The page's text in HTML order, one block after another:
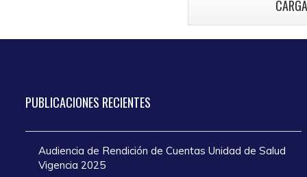
Santa 2025
PUBLICACIONES RECIENTES
Audiencia de Rendición de Cuentas Unidad de Salud
Vigencia 2025